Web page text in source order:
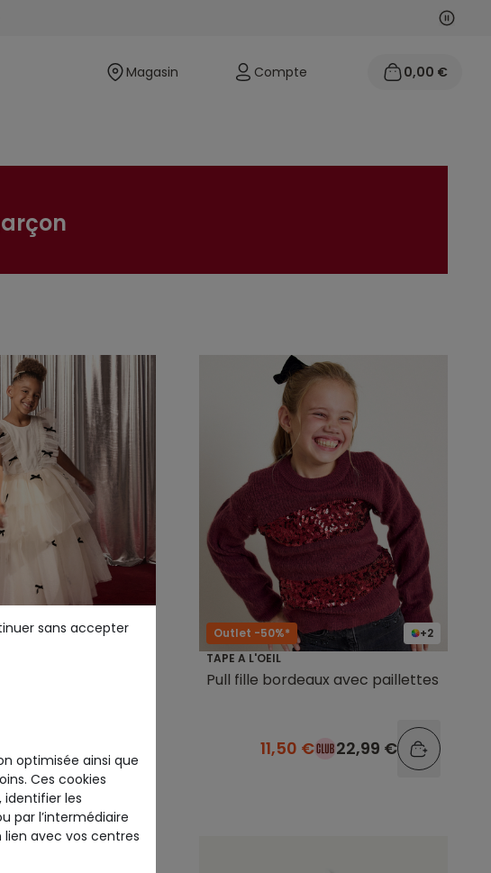
Magasin Compte 0,00 €
2025 en tulle
pour fille
+2
Outlet -50%*
TAPE A L'OEIL
Pull fille bordeaux avec paillettes
11,50 € 22,99 €
optimisée ainsi que
Ces cookies
identifier les
par l’intermédiaire
avec vos centres
sans accepter